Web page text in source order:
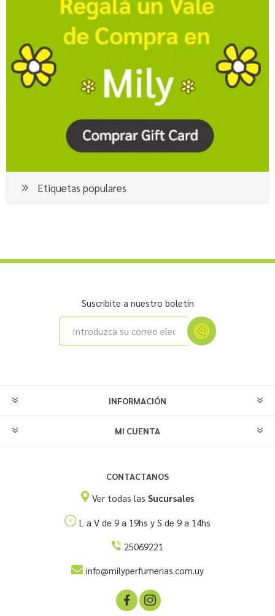
Etiquetas populares
Suscribite a nuestro boletín
INFORMACIÓN
MI CUENTA
CONTACTANOS
Ver todas lasSucursales
L a V de 9 a 19hs y S de 9 a 14hs
25069221
info@milyperfumerias.com.uy